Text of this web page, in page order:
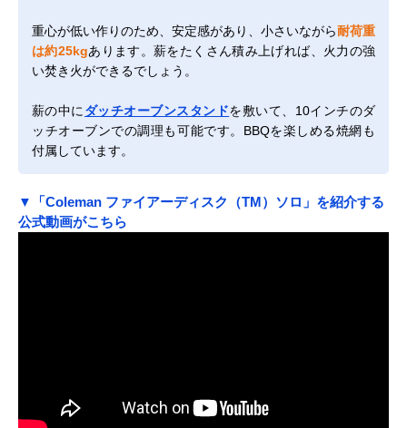
重心が低い作りのため、安定感があり、小さいながら耐荷重
は約25kgあります。薪をたくさん積み上げれば、火力の強
い焚き火ができるでしょう。
薪の中にダッチオーブンスタンドを敷いて、10インチのダ
ッチオーブンでの調理も可能です。BBQを楽しめる焼網も
付属しています。
▼「Coleman ファイアーディスク（TM）ソロ」を紹介する
公式動画がこちら